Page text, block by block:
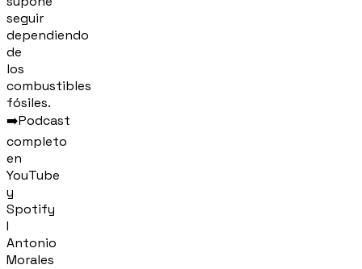
seguir
dependiendo
de
los
combustibles
fósiles.
➡️Podcast
completo
en
YouTube
y
Spotify
I
Antonio
Morales